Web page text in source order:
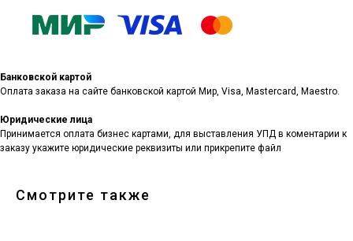
Банковской картой
Оплата заказа на сайте банковской картой Мир, Visa, Mastercard, Maestro.
Юридические лица
Принимается оплата бизнес картами, для выставления УПД в коментарии к
заказу укажите юридические реквизиты или прикрепите файл
Смотрите также